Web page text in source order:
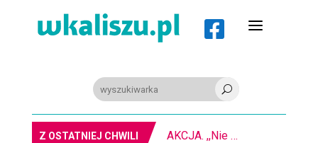
 a
U
Z OSTATNIEJ CHWILI AKCJA. ,,Nie bądź obojętny” na kaliskim rynku